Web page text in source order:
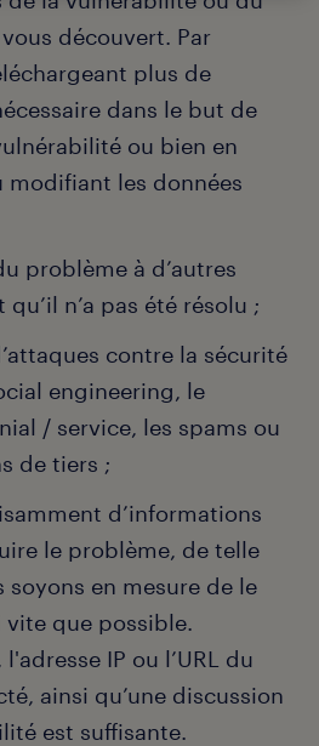
découvert. Par
plus de
dans le but de
ou bien en
modifiant les données
problème à d’autres
n’a pas été résolu ;
contre la sécurité
engineering, le
/ service, les spams ou
de tiers ;
d’informations
le problème, de telle
soyons en mesure de le
vite que possible.
IP ou l’URL du
ainsi qu’une discussion
est suffisante.